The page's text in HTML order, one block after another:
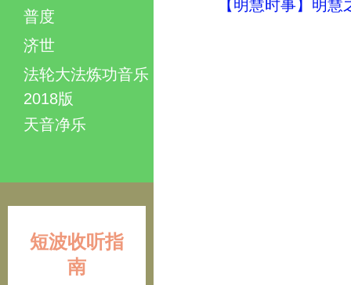
普度
济世
法轮大法炼功音乐
2018版
天音净乐
短波收听指
南
【明慧时事】明